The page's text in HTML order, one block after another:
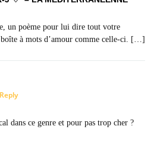
un poème pour lui dire tout votre
à mots d’amour comme celle-ci. […]
Reply
dans ce genre et pour pas trop cher ?